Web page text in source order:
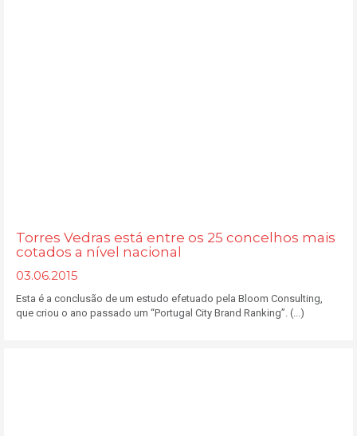
Torres Vedras está entre os 25 concelhos mais
cotados a nível nacional
03.06.2015
Esta é a conclusão de um estudo efetuado pela Bloom Consulting,
que criou o ano passado um “Portugal City Brand Ranking”. (...)